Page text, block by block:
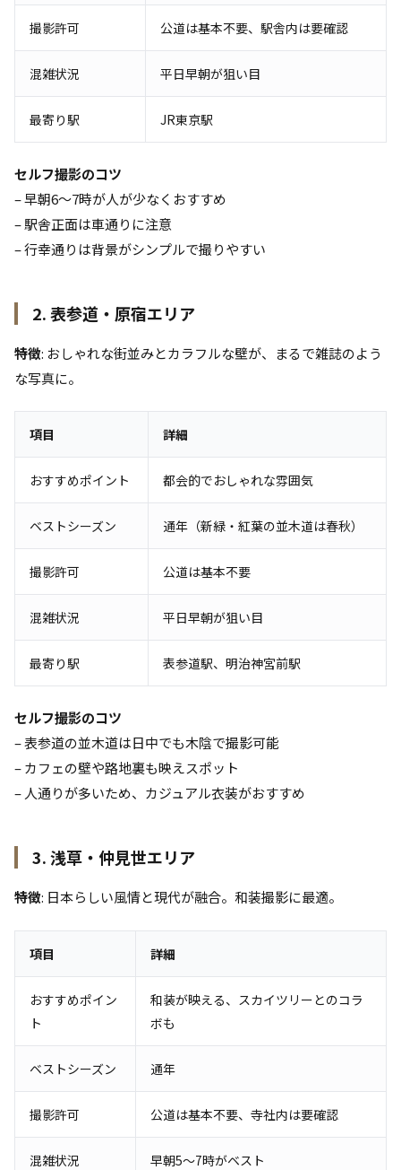
撮影許可 公道は基本不要、駅舎内は要確認
混雑状況 平日早朝が狙い目
最寄り駅 JR東京駅
セルフ撮影のコツ
– 早朝6〜7時が人が少なくおすすめ
– 駅舎正面は車通りに注意
– 行幸通りは背景がシンプルで撮りやすい
2. 表参道・原宿エリア
特徴: おしゃれな街並みとカラフルな壁が、まるで雑誌のよう
な写真に。
項目 詳細
おすすめポイント 都会的でおしゃれな雰囲気
ベストシーズン 通年（新緑・紅葉の並木道は春秋）
撮影許可 公道は基本不要
混雑状況 平日早朝が狙い目
最寄り駅 表参道駅、明治神宮前駅
セルフ撮影のコツ
– 表参道の並木道は日中でも木陰で撮影可能
– カフェの壁や路地裏も映えスポット
– 人通りが多いため、カジュアル衣装がおすすめ
3. 浅草・仲見世エリア
特徴: 日本らしい風情と現代が融合。和装撮影に最適。
項目 詳細
おすすめポイン
ト
和装が映える、スカイツリーとのコラ
ボも
ベストシーズン 通年
撮影許可 公道は基本不要、寺社内は要確認
混雑状況 早朝5〜7時がベスト